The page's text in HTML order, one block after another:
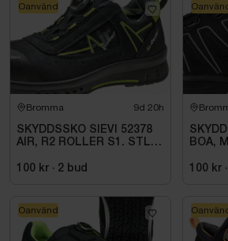
Bromma 9d 20h
SKYDDSSKO SIEVI 52378
AIR, R2 ROLLER S1. STL
100 kr · 2 bud
Oanvänd
BOA,
100 kr ·
Oanvänd